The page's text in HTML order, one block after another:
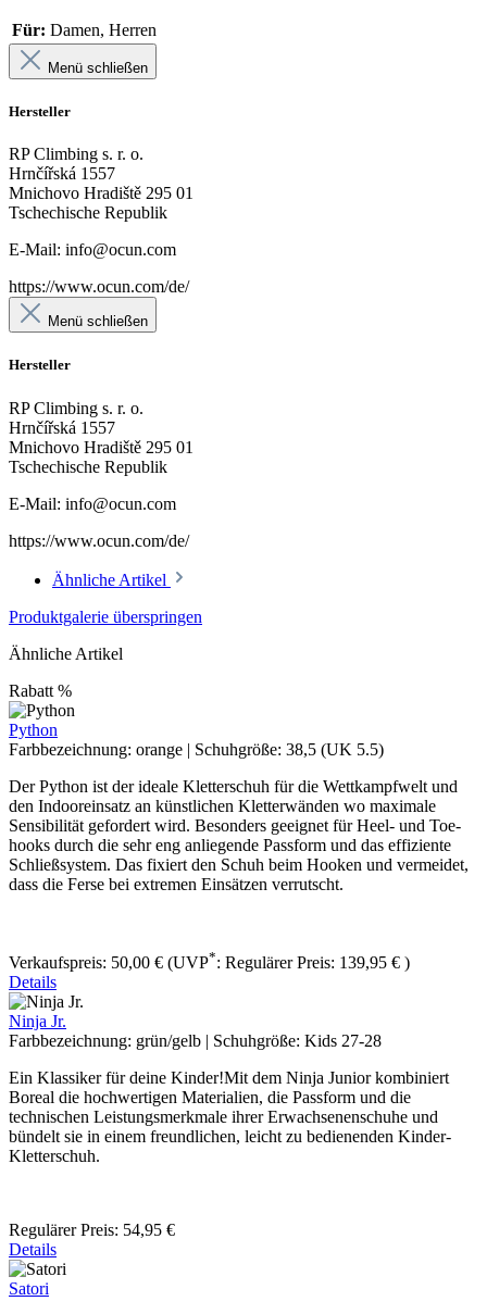
Für: Damen, Herren
Menü schließen
Hersteller
RP Climbing s. r. o.
Hrnčířská 1557
Mnichovo Hradiště 295 01
Tschechische Republik
E-Mail: info@ocun.com
https://www.ocun.com/de/
Menü schließen
Hersteller
RP Climbing s. r. o.
Hrnčířská 1557
Mnichovo Hradiště 295 01
Tschechische Republik
E-Mail: info@ocun.com
https://www.ocun.com/de/
Ähnliche Artikel
Produktgalerie überspringen
Ähnliche Artikel
Rabatt %
Python
Farbbezeichnung: orange | Schuhgröße: 38,5 (UK 5.5)
Der Python ist der ideale Kletterschuh für die Wettkampfwelt und
den Indooreinsatz an künstlichen Kletterwänden wo maximale
Sensibilität gefordert wird. Besonders geeignet für Heel- und Toe-
hooks durch die sehr eng anliegende Passform und das effiziente
Schließsystem. Das fixiert den Schuh beim Hooken und vermeidet,
dass die Ferse bei extremen Einsätzen verrutscht.
Verkaufspreis: 50,00 € (UVP*: Regulärer Preis: 139,95 € )
Details
Ninja Jr.
Farbbezeichnung: grün/gelb | Schuhgröße: Kids 27-28
Ein Klassiker für deine Kinder!Mit dem Ninja Junior kombiniert
Boreal die hochwertigen Materialien, die Passform und die
technischen Leistungsmerkmale ihrer Erwachsenenschuhe und
bündelt sie in einem freundlichen, leicht zu bedienenden Kinder-
Kletterschuh.
Regulärer Preis: 54,95 €
Details
Satori